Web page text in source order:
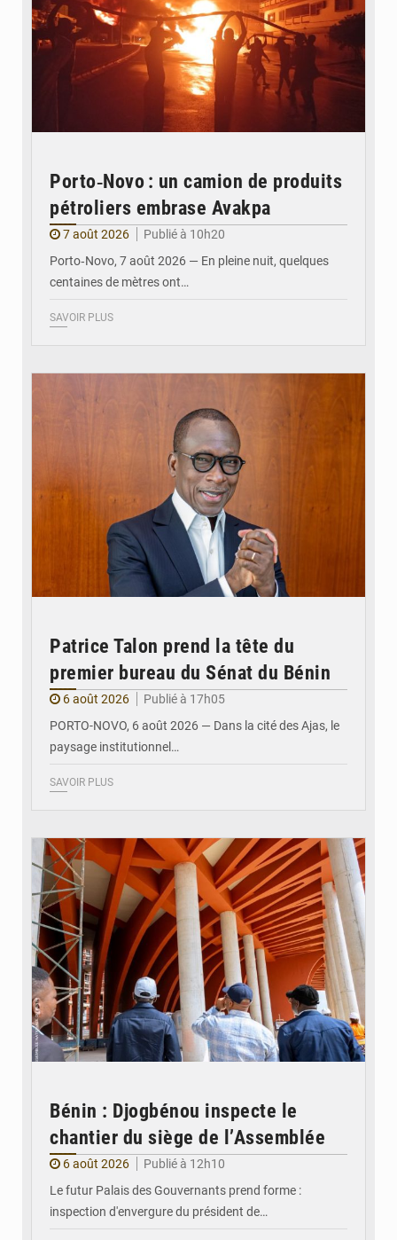
Porto‑Novo : un camion de produits
pétroliers embrase Avakpa
7 août 2026
Publié à 10h20
Porto‑Novo, 7 août 2026 — En pleine nuit, quelques
centaines de mètres ont…
SAVOIR PLUS
Patrice Talon prend la tête du
premier bureau du Sénat du Bénin
6 août 2026
Publié à 17h05
PORTO-NOVO, 6 août 2026 — Dans la cité des Ajas, le
paysage institutionnel…
SAVOIR PLUS
Bénin : Djogbénou inspecte le
chantier du siège de l’Assemblée
6 août 2026
Publié à 12h10
Le futur Palais des Gouvernants prend forme :
inspection d'envergure du président de…